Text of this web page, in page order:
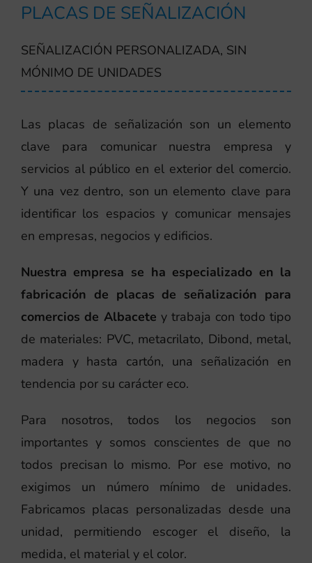
PLACAS DE SEÑALIZACIÓN
SEÑALIZACIÓN PERSONALIZADA, SIN
MÓNIMO DE UNIDADES
Las placas de señalización son un elemento
clave para comunicar nuestra empresa y
servicios al público en el exterior del comercio.
Y una vez dentro, son un elemento clave para
identificar los espacios y comunicar mensajes
en empresas, negocios y edificios.
Nuestra empresa se ha especializado en la
fabricación de placas de señalización para
comercios de Albacete y trabaja con todo tipo
de materiales: PVC, metacrilato, Dibond, metal,
madera y hasta cartón, una señalización en
tendencia por su carácter eco.
Para nosotros, todos los negocios son
importantes y somos conscientes de que no
todos precisan lo mismo. Por ese motivo, no
exigimos un número mínimo de unidades.
Fabricamos placas personalizadas desde una
unidad, permitiendo escoger el diseño, la
medida, el material y el color.